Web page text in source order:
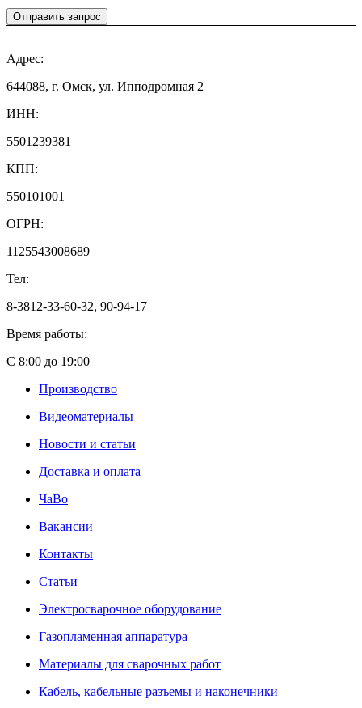
Отправить запрос
Адрес:
644088, г. Омск, ул. Ипподромная 2
ИНН:
5501239381
КПП:
550101001
ОГРН:
1125543008689
Тел:
8-3812-33-60-32, 90-94-17
Время работы:
С 8:00 до 19:00
Производство
Видеоматериалы
Новости и статьи
Доставка и оплата
ЧаВо
Вакансии
Контакты
Статьи
Электросварочное оборудование
Газопламенная аппаратура
Материалы для сварочных работ
Кабель, кабельные разъемы и наконечники